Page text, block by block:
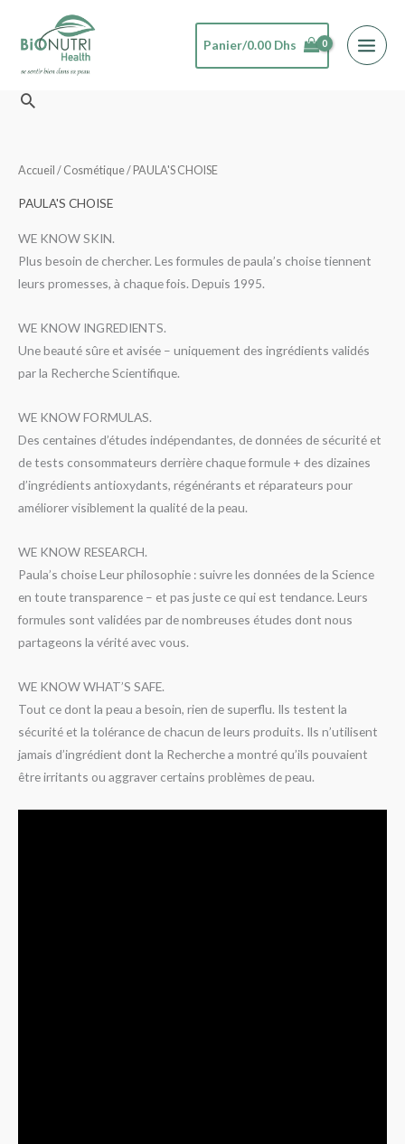
contenu
Panier/0.00 Dhs
Rechercher
Accueil / Cosmétique/ PAULA'S CHOISE
PAULA'S CHOISE
WE KNOW SKIN.
Plus besoin de chercher. Les formules de paula’s choise tiennent
leurs promesses, à chaque fois. Depuis 1995.
WE KNOW INGREDIENTS.
Une beauté sûre et avisée – uniquement des ingrédients validés
par la Recherche Scientifique.
WE KNOW FORMULAS.
Des centaines d’études indépendantes, de données de sécurité et
de tests consommateurs derrière chaque formule + des dizaines
d’ingrédients antioxydants, régénérants et réparateurs pour
améliorer visiblement la qualité de la peau.
WE KNOW RESEARCH.
Paula’s choise Leur philosophie : suivre les données de la Science
en toute transparence – et pas juste ce qui est tendance. Leurs
formules sont validées par de nombreuses études dont nous
partageons la vérité avec vous.
WE KNOW WHAT’S SAFE.
Tout ce dont la peau a besoin, rien de superflu. Ils testent la
sécurité et la tolérance de chacun de leurs produits. Ils n’utilisent
jamais d’ingrédient dont la Recherche a montré qu’ils pouvaient
être irritants ou aggraver certains problèmes de peau.